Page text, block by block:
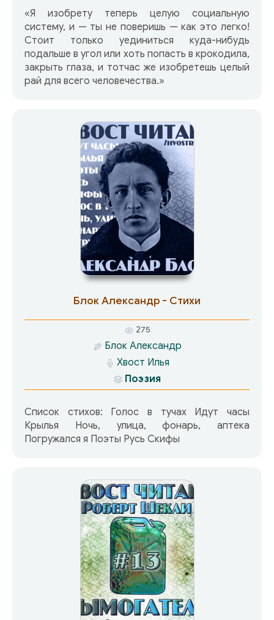
«Я изобрету теперь целую социальную
систему, и — ты не поверишь — как это легко!
Стоит только уединиться куда-нибудь
подальше в угол или хоть попасть в крокодила,
закрыть глаза, и тотчас же изобретешь целый
рай для всего человечества.»
Блок Александр - Стихи
275
Блок Александр
Хвост Илья
Поэзия
Список стихов: Голос в тучах Идут часы
Крылья Ночь, улица, фонарь, аптека
Погружался я Поэты Русь Скифы